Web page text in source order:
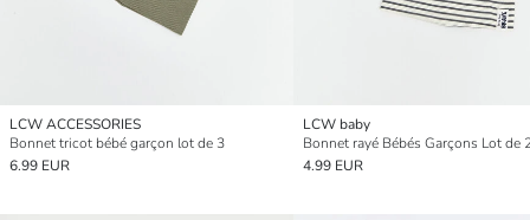
LCW ACCESSORIES
Bonnet tricot bébé garçon lot de 3
6.99 EUR
LCW baby
Bonnet rayé Bébés Garçons Lot de
4.99 EUR